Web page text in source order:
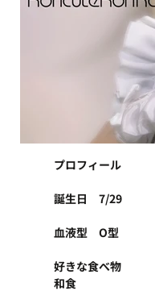
プロフィール
誕生日　7/29
血液型　O型
好きな食べ物
和食